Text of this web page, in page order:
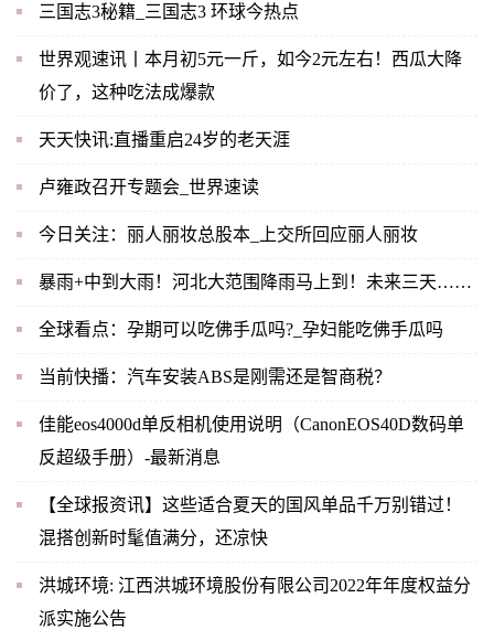
三国志3秘籍_三国志3 环球今热点
世界观速讯丨本月初5元一斤，如今2元左右！西瓜大降
价了，这种吃法成爆款
天天快讯:直播重启24岁的老天涯
卢雍政召开专题会_世界速读
今日关注：丽人丽妆总股本_上交所回应丽人丽妆
暴雨+中到大雨！河北大范围降雨马上到！未来三天……
全球看点：孕期可以吃佛手瓜吗?_孕妇能吃佛手瓜吗
当前快播：汽车安装ABS是刚需还是智商税？
佳能eos4000d单反相机使用说明（CanonEOS40D数码单
反超级手册）-最新消息
【全球报资讯】这些适合夏天的国风单品千万别错过！
混搭创新时髦值满分，还凉快
洪城环境: 江西洪城环境股份有限公司2022年年度权益分
派实施公告